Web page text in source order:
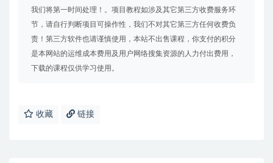
我们将第一时间处理！。项目教程如涉及其它第三方收费服务环
节，请自行判断项目可操作性，我们不对其它第三方任何收费负
责！第三方软件也请谨慎使用，本站不出售课程，你支付的积分
是本网站的运维成本费用及用户网络搜集资源的人力付出费用，
下载的课程仅供学习使用。
收藏 链接